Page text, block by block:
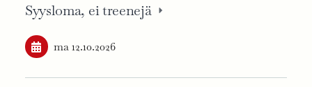
Syysloma, ei treenejä
ma 12.10.2026